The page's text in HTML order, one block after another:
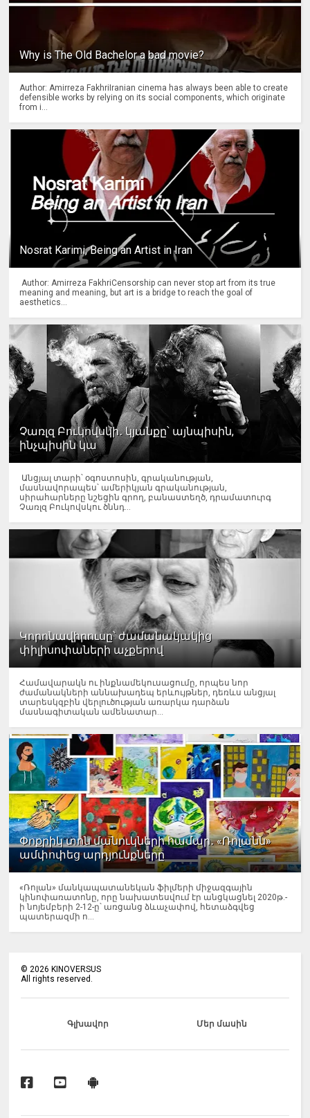
Why is The Old Bachelor a bad movie?
Author: Amirreza FakhriIranian cinema has always been able to create
defensible works by relying on its social components, which originate
from i...
Nosrat Karimi, Being an Artist in Iran
Author: Amirreza FakhriCensorship can never stop art from its true
meaning and meaning, but art is a bridge to reach the goal of
aesthetics...
Չառլզ Բուկովսկի․ կյանքը՝ այնպիսին,
ինչպիսին կա
Անցյալ տարի՝ օգոստոսին, գրականության,
մասնավորապես՝ ամերիկյան գրականության,
սիրահարները նշեցին գրող, բանաստեղծ, դրամատուրգ
Չառլզ Բուկովսկու ծննդ...
Կորոնավիրուսը՝ ժամանակակից
փիլիսոփաների աչքերով
Համավարակն ու ինքնամեկուսացումը, որպես նոր
ժամանակների աննախադեպ երևույթներ, դեռևս անցյալ
տարեսկզբին վերլուծության առարկա դարձան
մասնագիտական ամենատար...
Փոքրիկ տոն մանուկների համար․ «Ռոլանն»
ամփոփեց արդյունքները
«Ռոլան» մանկապատանեկան ֆիլմերի միջազգային
կինոփառատոնը, որը նախատեսվում էր անցկացնել 2020թ.-
ի նոյեմբերի 2-12-ը՝ առցանց ձևաչափով, հետաձգվեց
պատերազմի ո...
©2026 KINOVERSUS
All rights reserved.
Գլխավոր Մեր մասին